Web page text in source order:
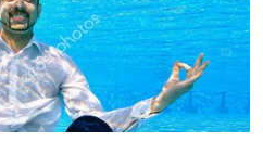
อียดที่สะท้อนอัตลักษณ์ของ
งที่อยู่อาศัย แต่เป็นพื้นที่ที่
ทางวัฒนธรรมและวิถีชีวิตของ